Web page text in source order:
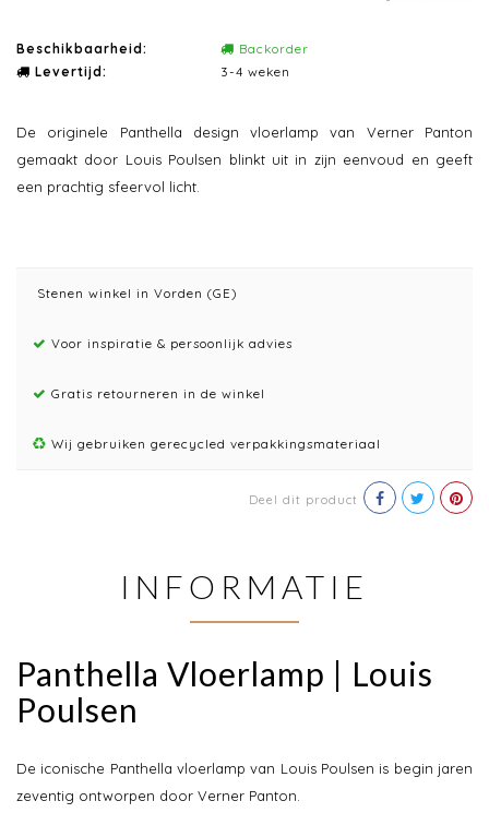
Beschikbaarheid:
Backorder
Levertijd:
3-4 weken
De originele Panthella design vloerlamp van Verner Panton
gemaakt door Louis Poulsen blinkt uit in zijn eenvoud en geeft
een prachtig sfeervol licht.
Stenen winkel in Vorden (GE)
Voor inspiratie & persoonlijk advies
Gratis retourneren in de winkel
Wij gebruiken gerecycled verpakkingsmateriaal
Deel dit product
INFORMATIE
Panthella Vloerlamp | Louis
Poulsen
De iconische Panthella vloerlamp van Louis Poulsen is begin jaren
zeventig ontworpen door Verner Panton.